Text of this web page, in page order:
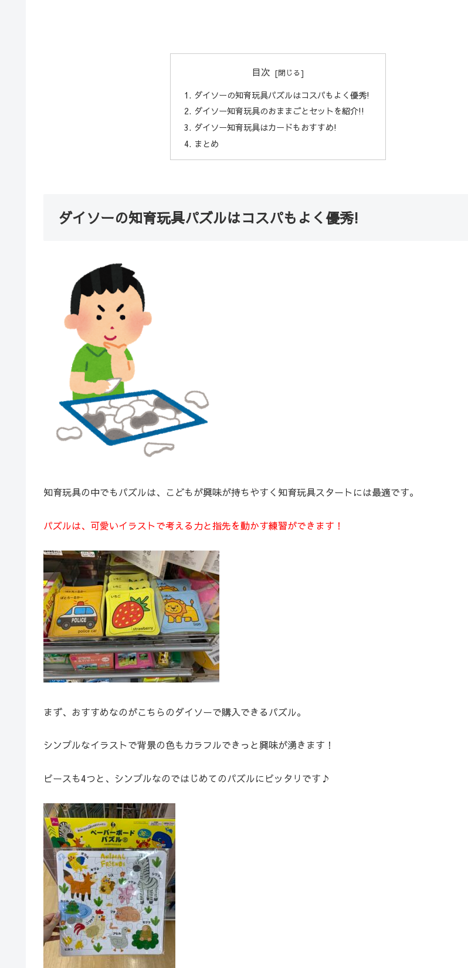
目次
ダイソーの知育玩具パズルはコスパもよく優秀!
ダイソー知育玩具のおままごとセットを紹介!!
ダイソー知育玩具はカードもおすすめ!
まとめ
ダイソーの知育玩具パズルはコスパもよく優秀!
知育玩具の中でもパズルは、こどもが興味が持ちやすく知育玩具スタートには最適です。
パズルは、可愛いイラストで考える力と指先を動かす練習ができます！
まず、おすすめなのがこちらのダイソーで購入できるパズル。
シンプルなイラストで背景の色もカラフルできっと興味が湧きます！
ピースも4つと、シンプルなのではじめてのパズルにピッタリです♪